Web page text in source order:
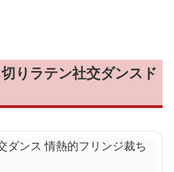
りラテン社交ダンスド